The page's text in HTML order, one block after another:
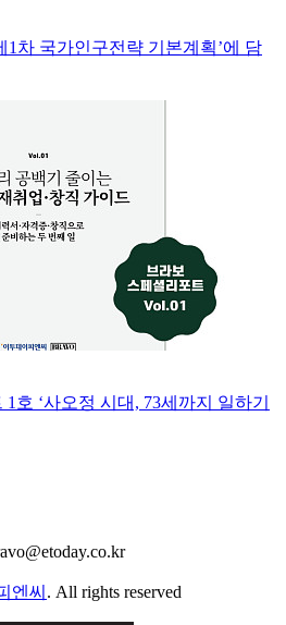
1차 국가인구전략 기본계획’에 담
호 ‘사오정 시대, 73세까지 일하기
엔씨 . All rights reserved